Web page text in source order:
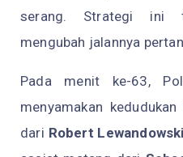
serang. Strategi ini
mengubah jalannya
Pada menit ke-63,
menyamakan
dari Robert Lewandowski